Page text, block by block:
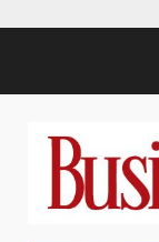
content